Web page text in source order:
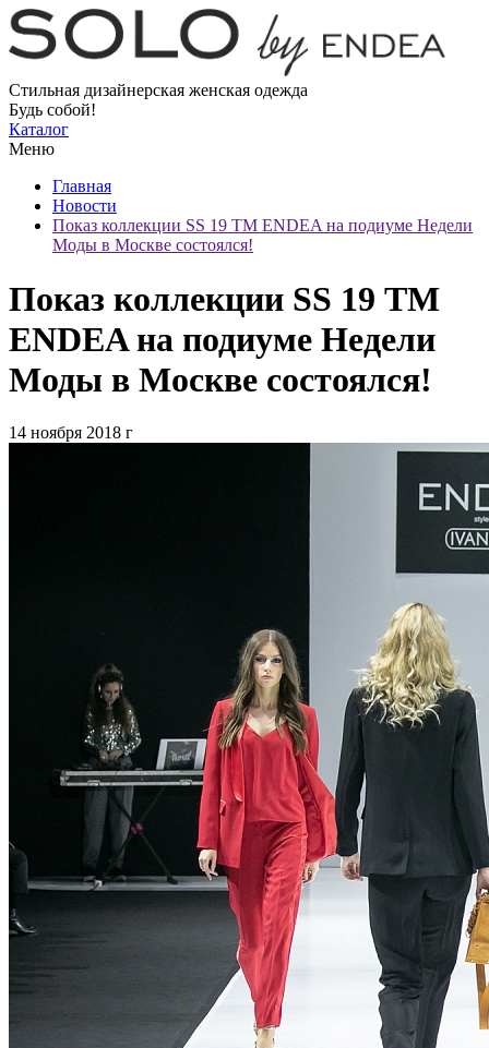
Стильная дизайнерская женская одежда
Будь собой!
Каталог
Меню
Главная
Новости
Показ коллекции SS 19 ТМ ENDEA на подиуме Недели
Моды в Москве состоялся!
Показ коллекции SS 19 ТМ
ENDEA на подиуме Недели
Моды в Москве состоялся!
14 ноября 2018 г